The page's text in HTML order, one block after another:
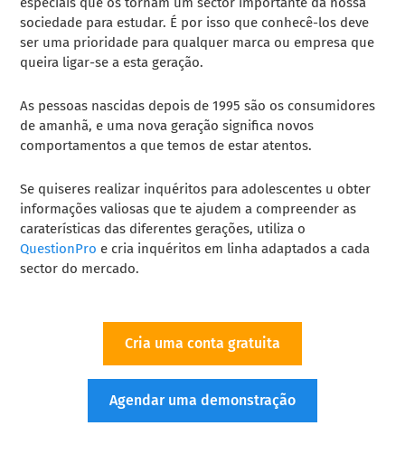
sociedade para estudar. É por isso que conhecê-los deve
ser uma prioridade para qualquer marca ou empresa que
queira ligar-se a esta geração.
As pessoas nascidas depois de 1995 são os consumidores
de amanhã, e uma nova geração significa novos
comportamentos a que temos de estar atentos.
Se quiseres realizar inquéritos para adolescentes u obter
informações valiosas que te ajudem a compreender as
caraterísticas das diferentes gerações, utiliza o
QuestionPro e cria inquéritos em linha adaptados a cada
sector do mercado.
Cria uma conta gratuita
Agendar uma demonstração